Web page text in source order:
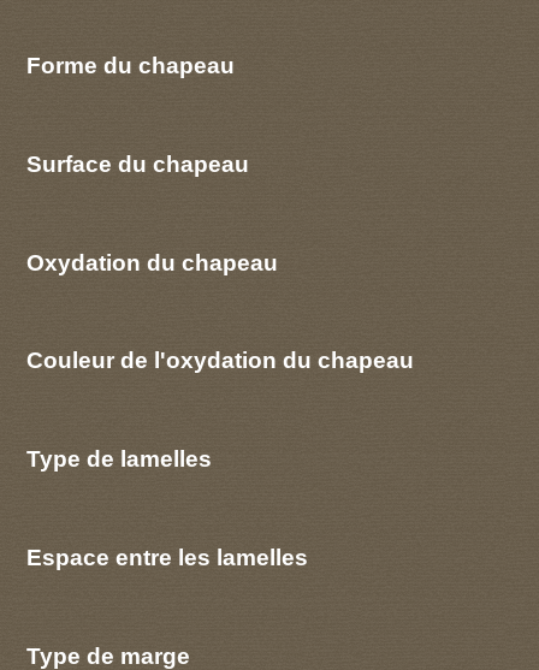
Forme du chapeau
Surface du chapeau
Oxydation du chapeau
Couleur de l'oxydation du chapeau
Type de lamelles
Espace entre les lamelles
Type de marge